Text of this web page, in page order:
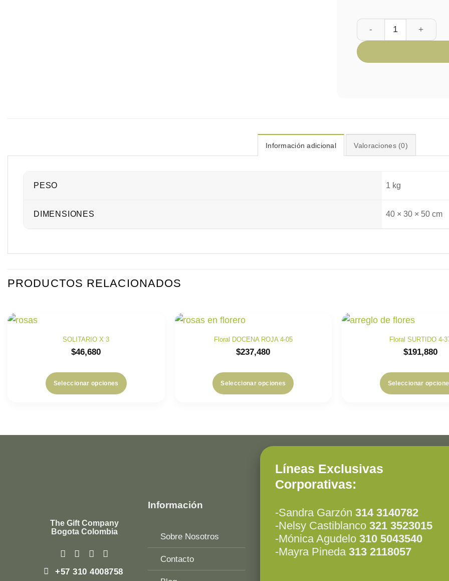
Desayuno
Información adicional Valoraciones (0)
PESO 1 kg
DIMENSIONES 40 × 30 × 50 cm
PRODUCTOS RELACIONADOS
SOLITARIO X 3
$46,680
Seleccionar opciones
Floral DOCENA ROJA 4-05
$237,480
Seleccionar opciones
Floral SURTIDO 4-
$191,880
Seleccionar
The Gift Company
Bogota Colombia
+57 310 4008758
Información
Sobre Nosotros
Contacto
Líneas Exclusivas
Corporativas:
-Sandra Garzón 314 3140782
-Nelsy Castiblanco 321 3523015
-Mónica Agudelo 310 5043540
-Mayra Pineda 313 2118057